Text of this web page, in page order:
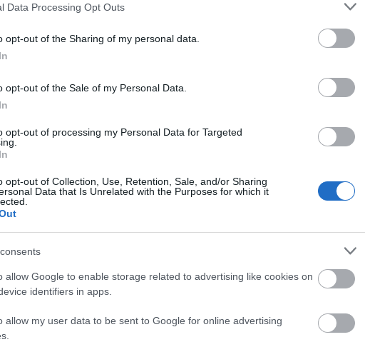
Data Processing Opt Outs
opt-out of the Sharing of my personal data.
opt-out of the Sale of my Personal Data.
opt-out of processing my Personal Data for Targeted
opt-out of Collection, Use, Retention, Sale, and/or Sharing
Data that Is Unrelated with the Purposes for which it
allow Google to enable storage related to advertising like cookies on
identifiers in apps.
allow my user data to be sent to Google for online advertising
2-4 ατόμων με κομψή διακόσμηση. Επίσης,
καταλύματος και την παραδοσιακή κυκλαδίτικη
προορισμό που θα σας δώσει τη δυνατότητα να
εστιατόρια, μπαρ και σούπερ μάρκετ. Οι
θα σας δώσουν όλες τις πληροφορίες που